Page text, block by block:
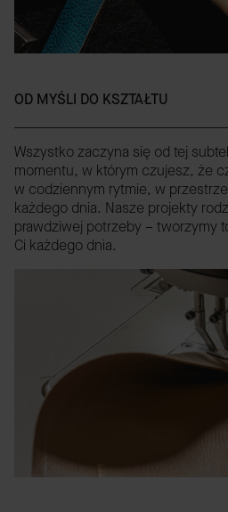
OD MYŚLI DO KSZTAŁTU
Wszystko zaczyna się od tej
momentu, w którym czujesz, że
w codziennym rytmie, w
każdego dnia. Nasze projekty
prawdziwej potrzeby – tworzymy
Ci każdego dnia.